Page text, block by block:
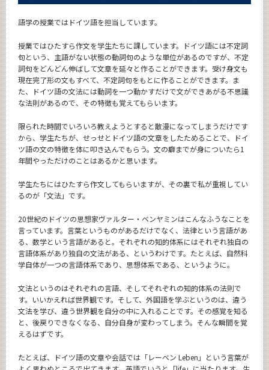
語学の授業ではドイツ語を担当しています。
授業ではひたすら作文を学生たちに課しています。ドイツ語には不定詞
句という、主語がない状態の動詞句のような単位があるのですが、不定
詞句をどんどん伸ばして文章を延々と作ることができます。受け身文も
現在完了形の文もすべて、不定詞句をもとに作ることができます。ま
た、ドイツ語の文法には動詞を一つ動かすだけで文ができあがる不思議
な法則があるので、その特徴も覚えてもらいます。
限られた時間でいろいろ教えようとすると散漫になってしまうだけです
から、学生たちが、せっせとドイツ語の文章をしたためることで、ドイ
ツ語の文の特徴を体に叩き込んでもらう。文の癖までが身についたら1
年間やっただけのことはあるかと思います。
学生たちにはひたすら作文してもらいますが、その裏で私が重視してい
るのが「文法」です。
20世紀のドイツの思想家ヴァルター・ベンヤミンはこんなふうなことを
言っています。言葉というものがあるだけでなく、法律という言語があ
る、数学という言語があると。それぞれの知的体系にはそれぞれ独自の
言語体系があり独自の文法がある、というわけです。たとえば、自然科
学自体が一つの言語体系であり、思想体系である、というように。
文法というのはそれぞれの言語、そしてそれぞれの知的体系の法則で
す。いいかえれば世界観です。そして、外国語を学ぶというのは、違う
文法を学び、違う世界観を自分の中に入れることです。その感覚を知る
と、後戻りできなくなる、自分自身が変わってしまう。そんな瞬間を覚
えるはずです。
たとえば、ドイツ語の文章や会話では「レーベン Leben」という言葉が